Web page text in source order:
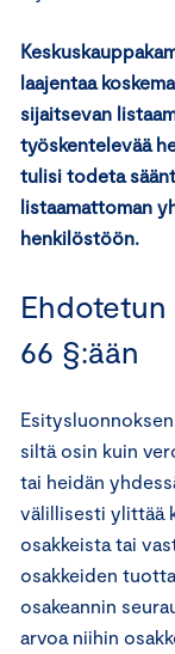
laajentaa
sijaitsevan
työskentelevää
tulisi todeta
listaamattoman
henkilöstöön.
Ehdotetun
66 §:ään
siltä osin kuin
tai heidän
välillisesti ylittää
osakkeista tai
osakkeiden
osakeannin
arvoa niihin